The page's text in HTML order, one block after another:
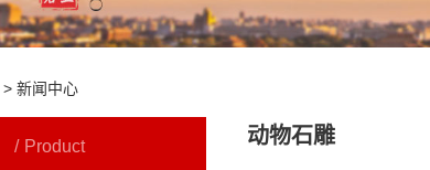
> 新闻中心
Product 动物石雕